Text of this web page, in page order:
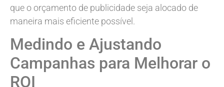
que o orçamento de publicidade seja alocado de
maneira mais eficiente possível.
Medindo e Ajustando
Campanhas para Melhorar o
ROI